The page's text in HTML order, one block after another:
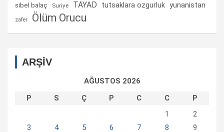
sibel balaç Suriye TAYAD tutsaklara ozgurluk yunanistan
zafer Ölüm Orucu
ARŞİV
AĞUSTOS 2026
P
S Ç P C C
P
1
2
3
4 5 6 7 8
9